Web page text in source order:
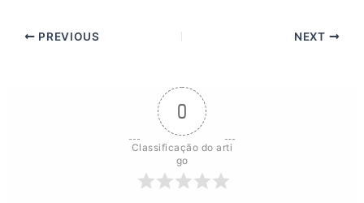
PREVIOUS NEXT
0
Classificação do arti
go